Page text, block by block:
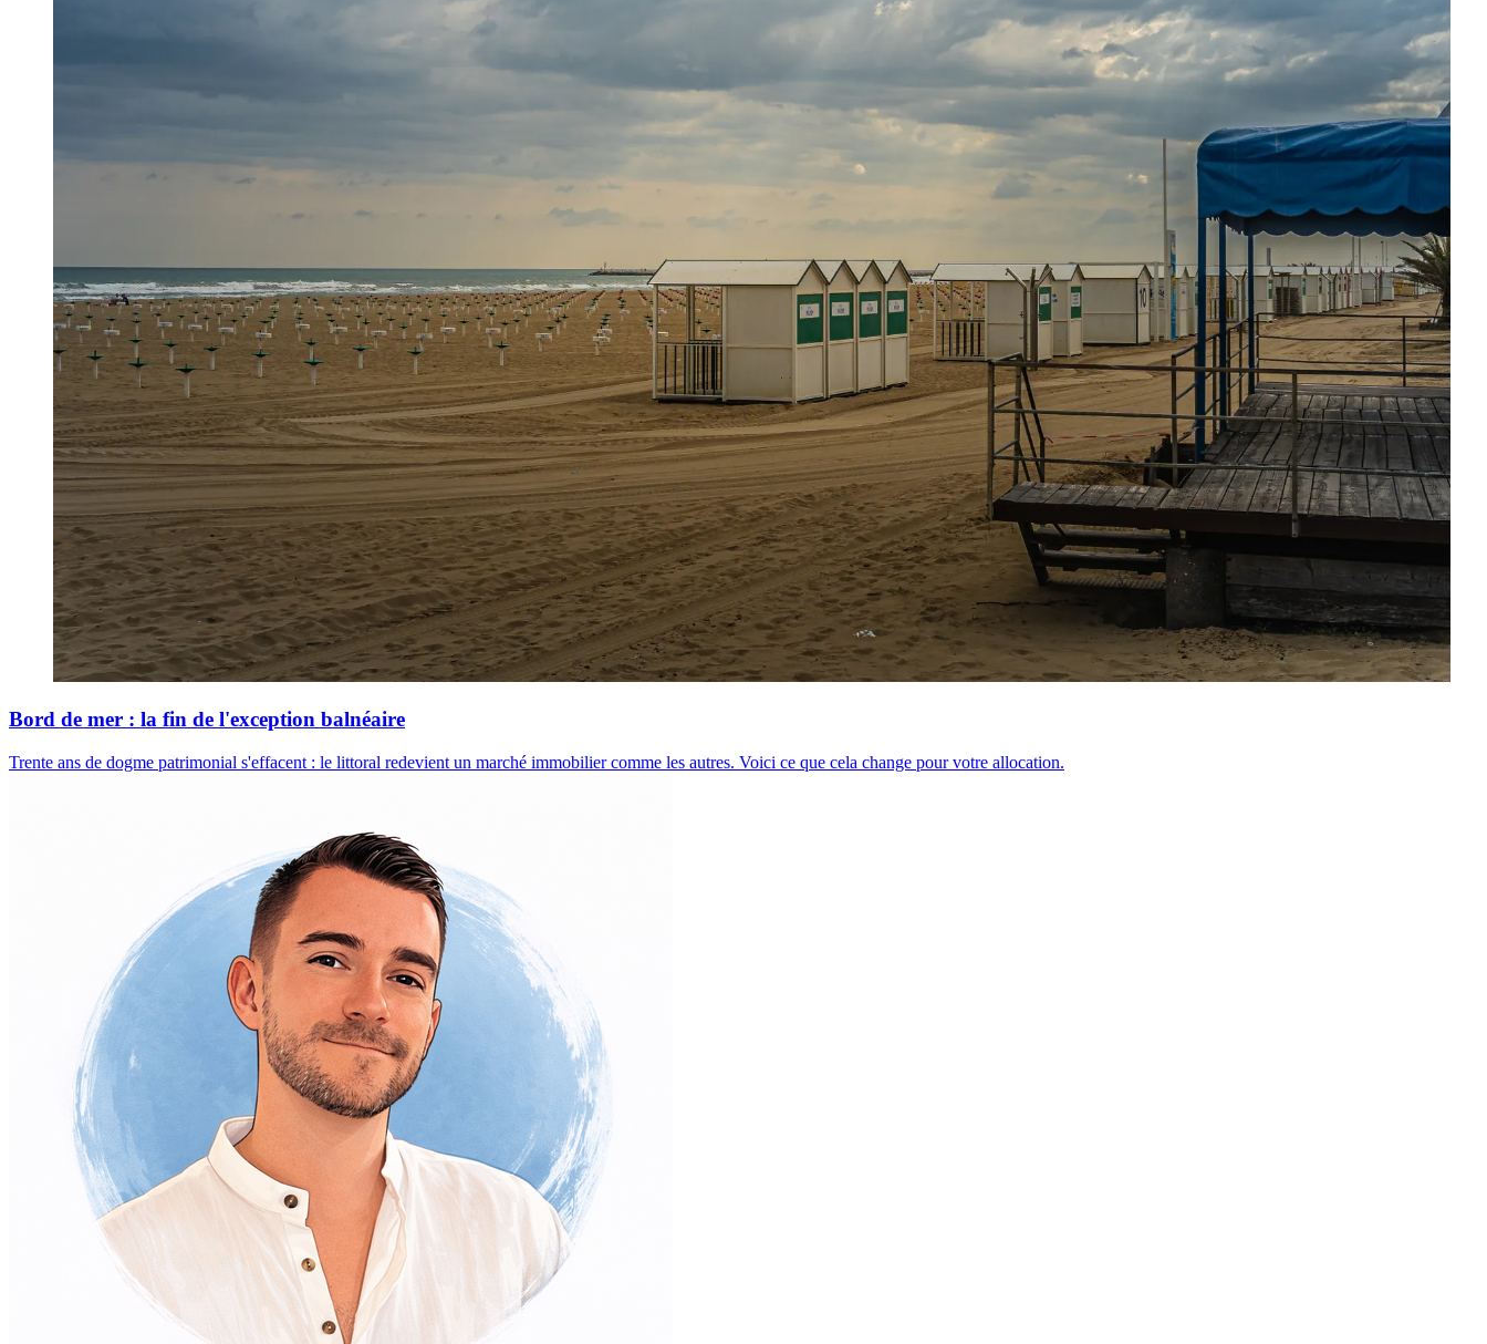
Bord de mer : la fin de l'exception balnéaire
Trente ans de dogme patrimonial s'effacent : le littoral redevient un marché immobilier comme les autres. Voici ce que cela change pour votre allocation.